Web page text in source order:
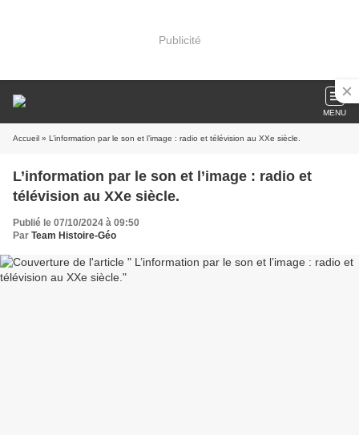
Publicité
MENU
Accueil » L’information par le son et l’image : radio et télévision au XXe siècle.
L’information par le son et l’image : radio et
télévision au XXe siècle.
Publié le 07/10/2024 à 09:50
Par Team Histoire-Géo